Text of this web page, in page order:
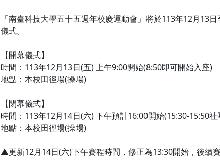
「南臺科技大學五十五週年校慶運動會」將於113年12月13
儀式。
【開幕儀式】
時間：113年12月13日(五) 上午9:00開始(8:50即可開始入座)
地點：本校田徑場(操場)
【閉幕儀式】
時間：113年12月14日(六) 下午預計16:00開始(15:30-15:50社
地點：本校田徑場(操場)
▲更新12月14日(六)下午賽程時間，修正為13:30開始，後續